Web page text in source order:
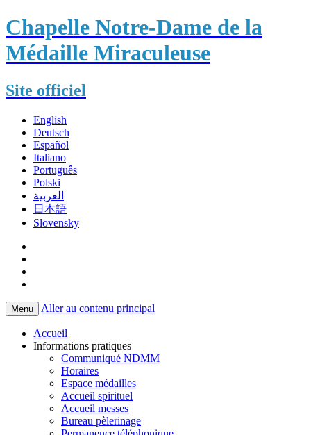
Chapelle Notre-Dame de la
Médaille Miraculeuse
Site officiel
English
Deutsch
Español
Italiano
Português
Polski
العربية
日本語
Slovensky
Menu Aller au contenu principal
Accueil
Informations pratiques
Communiqué NDMM
Horaires
Espace médailles
Accueil spirituel
Accueil messes
Bureau pèlerinage